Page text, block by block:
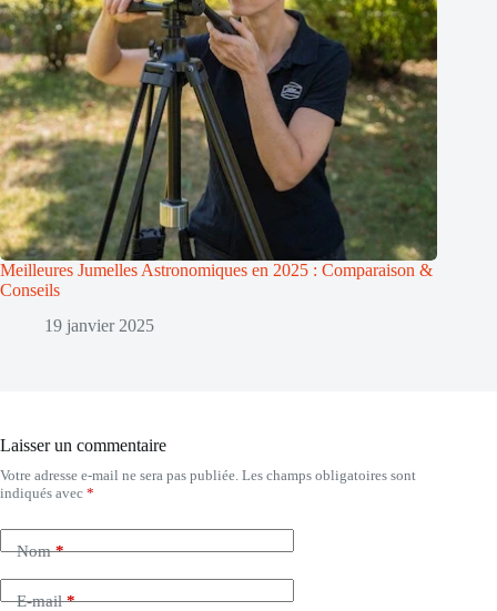
Meilleures Jumelles Astronomiques en 2025 : Comparaison &
Conseils
19 janvier 2025
Laisser un commentaire
Votre adresse e-mail ne sera pas publiée. Les champs obligatoires sont
indiqués avec *
Nom*
E-mail*